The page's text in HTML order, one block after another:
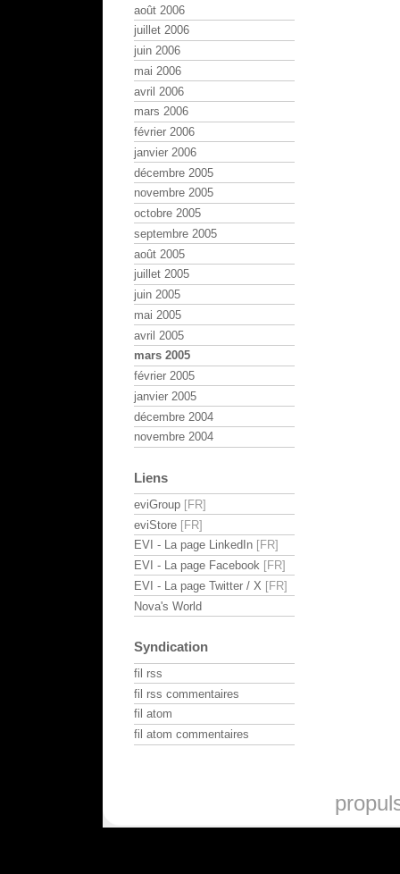
août 2006
juillet 2006
juin 2006
mai 2006
avril 2006
mars 2006
février 2006
janvier 2006
décembre 2005
novembre 2005
octobre 2005
septembre 2005
août 2005
juillet 2005
juin 2005
mai 2005
avril 2005
mars 2005
février 2005
janvier 2005
décembre 2004
novembre 2004
Liens
eviGroup
eviStore
EVI - La page LinkedIn
EVI - La page Facebook
EVI - La page Twitter / X
Nova's World
Syndication
fil rss
fil rss commentaires
fil atom
fil atom commentaires